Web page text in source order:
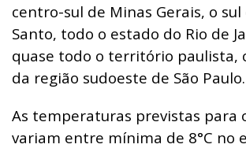
centro-sul de Minas Gerais, o
Santo, todo o estado do Rio de
quase todo o território paulista,
da região sudoeste de São Paulo.
As temperaturas previstas para
variam entre mínima de 8°C no